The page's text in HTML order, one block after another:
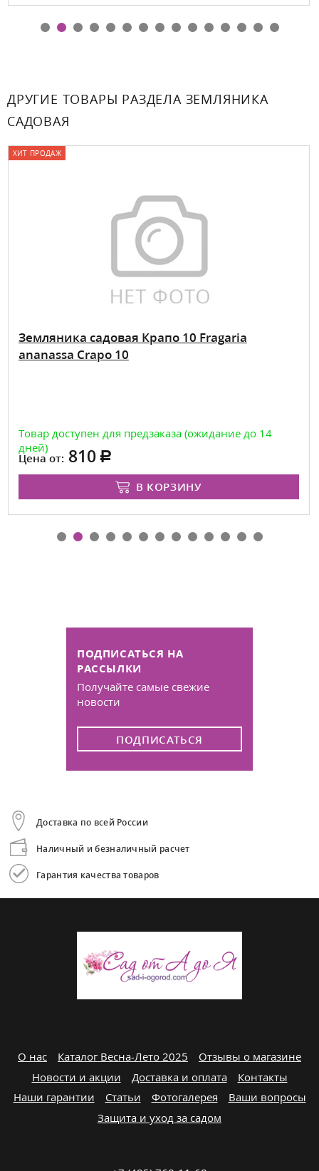
ДРУГИЕ ТОВАРЫ РАЗДЕЛА ЗЕМЛЯНИКА
САДОВАЯ
ХИТ ПРОДАЖ
Земляника садовая Крапо 10 Fragaria
ananassa Crapo 10
Товар доступен для предзаказа (ожидание до 14
дней)
Цена от: 810
В КОРЗИНУ
ПОДПИСАТЬСЯ НА
РАССЫЛКИ
Получайте самые свежие
новости
ПОДПИСАТЬСЯ
Доставка по всей России
Наличный и безналичный расчет
Гарантия качества товаров
О нас Каталог Весна-Лето 2025
Отзывы о магазине
Новости и акции
Доставка и оплата
Контакты
Наши гарантии
Статьи Фотогалерея
Ваши вопросы
Защита и уход за садом